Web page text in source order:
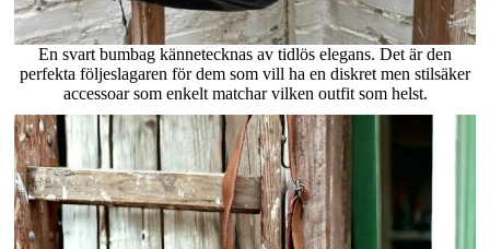
En svart bumbag kännetecknas av tidlös elegans. Det är den
perfekta följeslagaren för dem som vill ha en diskret men stilsäker
accessoar som enkelt matchar vilken outfit som helst.